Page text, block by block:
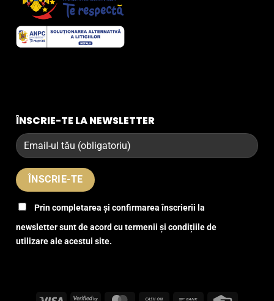
ÎNSCRIE-TE LA NEWSLETTER
Prin completarea și confirmarea înscrierii la
newsletter sunt de acord cu termenii și condițiile de
utilizare ale acestui site.